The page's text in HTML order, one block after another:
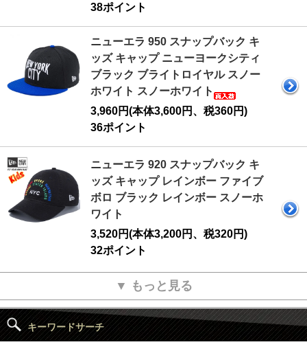
38ポイント
ニューエラ 950 スナップバック キ
ッズ キャップ ニューヨークシティ
ブラック ブライトロイヤル スノー
ホワイト スノーホワイト
3,960円(本体3,600円、税360円)
36ポイント
ニューエラ 920 スナップバック キ
ッズ キャップ レインボー ファイブ
ボロ ブラック レインボー スノーホ
ワイト
3,520円(本体3,200円、税320円)
32ポイント
▼ もっと見る
キーワードサーチ